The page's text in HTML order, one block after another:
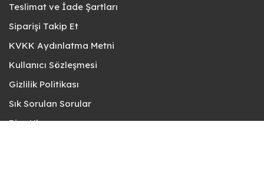
Teslimat ve İade Şartları
Siparişi Takip Et
KVKK Aydınlatma Metni
Kullanıcı Sözleşmesi
Gizlilik Politikası
Sık Sorulan Sorular
Bize Ulaşın